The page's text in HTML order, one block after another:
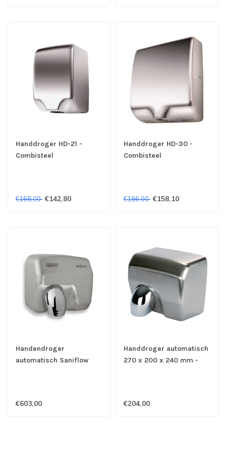
Handdroger HD-21 -
Combisteel
€168,00 €142,80
Handdroger HD-30 -
Combisteel
€186,00 €158,10
Handendroger
automatisch Saniflow
€603,00
Handdroger automatisch
270 x 200 x 240 mm -
€204,00